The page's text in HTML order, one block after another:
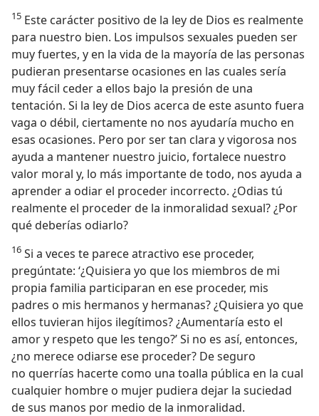
15 Este carácter positivo de la ley de Dios es realmente
para nuestro bien. Los impulsos sexuales pueden ser
muy fuertes, y en la vida de la mayoría de las personas
pudieran presentarse ocasiones en las cuales sería
muy fácil ceder a ellos bajo la presión de una
tentación. Si la ley de Dios acerca de este asunto fuera
vaga o débil, ciertamente no nos ayudaría mucho en
esas ocasiones. Pero por ser tan clara y vigorosa nos
ayuda a mantener nuestro juicio, fortalece nuestro
valor moral y, lo más importante de todo, nos ayuda a
aprender a odiar el proceder incorrecto. ¿Odias tú
realmente el proceder de la inmoralidad sexual? ¿Por
qué deberías odiarlo?
16 Si a veces te parece atractivo ese proceder,
pregúntate: ‘¿Quisiera yo que los miembros de mi
propia familia participaran en ese proceder, mis
padres o mis hermanos y hermanas? ¿Quisiera yo que
ellos tuvieran hijos ilegítimos? ¿Aumentaría esto el
amor y respeto que les tengo?’ Si no es así, entonces,
¿no merece odiarse ese proceder? De seguro
no querrías hacerte como una toalla pública en la cual
cualquier hombre o mujer pudiera dejar la suciedad
de sus manos por medio de la inmoralidad.